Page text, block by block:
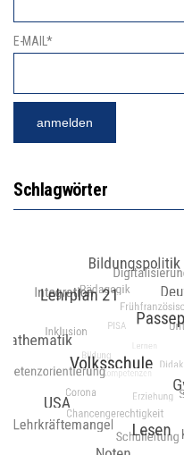
E-MAIL*
Schlagwörter